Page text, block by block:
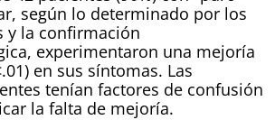
según lo determinado por los
y la confirmación
experimentaron una mejoría
en sus síntomas. Las
tenían factores de confusión
la falta de mejoría.